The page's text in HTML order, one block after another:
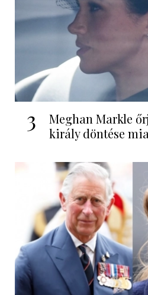
3
Meghan Markle
király döntése